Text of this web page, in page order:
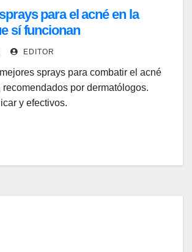
para el acné en la
sí funcionan
EDITOR
sprays para combatir el acné
por dermatólogos.
y efectivos.